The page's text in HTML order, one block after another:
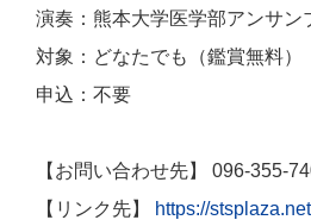
演奏：熊本大学医学部アンサン
対象：どなたでも（鑑賞無料）
申込：不要
【お問い合わせ先】 096-355-
【リンク先】
https://